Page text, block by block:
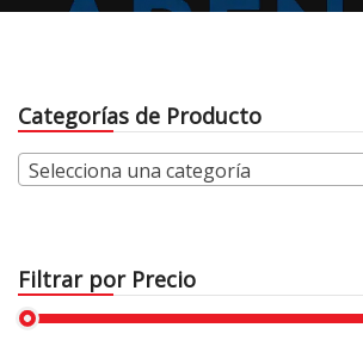
Categorías de Producto
Selecciona una categoría
Filtrar por Precio